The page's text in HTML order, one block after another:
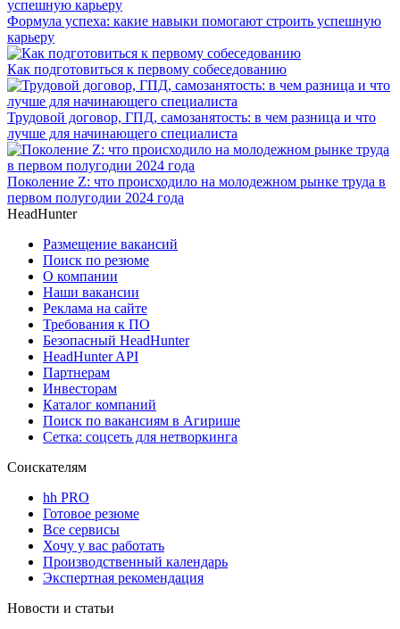
Формула успеха: какие навыки помогают строить успешную
карьеру
Как подготовиться к первому собеседованию
Трудовой договор, ГПД, самозанятость: в чем разница и что
лучше для начинающего специалиста
Поколение Z: что происходило на молодежном рынке труда в
первом полугодии 2024 года
HeadHunter
Размещение вакансий
Поиск по резюме
О компании
Наши вакансии
Реклама на сайте
Требования к ПО
Безопасный HeadHunter
HeadHunter API
Партнерам
Инвесторам
Каталог компаний
Поиск по вакансиям в Агирише
Сетка: соцсеть для нетворкинга
Соискателям
hh PRO
Готовое резюме
Все сервисы
Хочу у вас работать
Производственный календарь
Экспертная рекомендация
Новости и статьи